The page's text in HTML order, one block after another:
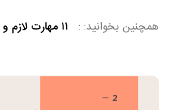
همچنین بخوانید:
۱۱ مهارت لازم و ضروری برای پشتیبانی شبکه